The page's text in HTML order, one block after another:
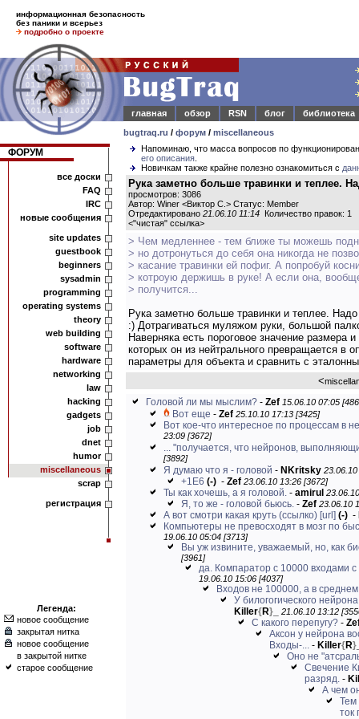
информационная безопасность
без паники и всерьез
подробно о проекте
главная обзор RSN блог
библиотека
bugtraq.ru / форум / miscellaneous
ФОРУМ
все доски
FAQ
IRC
новые сообщения
site updates
guestbook
beginners
sysadmin
programming
operating systems
theory
web building
software
hardware
networking
law
hacking
gadgets
job
dnet
humor
miscellaneous
scrap
регистрация
Легенда:
новое сообщение
закрытая нитка
новое сообщение
в закрытой нитке
старое сообщение
Напоминаю, что масса вопросов по
его описания
Новичкам также крайне полезно ознакомиться с
Рука заметно больше травинки и теплее.
просмотров: 3086
Автор: Winer <Виктор С.> Статус: Member
Отредактировано 21.06.10 11:14 Количество правок: 1
<"чистая" ссылка>
> Чем медленнее - тем ближе ты можешь
> но дотронуться до себя она никогда не
> касание травинки ей пофиг. А попробуй
> котроую держишь в руке! А если она,
> получится...
Рука заметно больше травинки и теплее.
:) Дотрагиваться муляжом руки, большой
Наверняка есть пороговое значение размера
которых он из нейтрального превращается в
параметры для объекта и сравнить с
<
Головой ли мы мыслим? - Zef 15.06.10 07:05
Вот еще - Zef 25.10.10 17:13 [3425]
Вот кое-что интересное по процессам в
23:09 [3672]
... "получается, что нейронов,
[3892]
Я думаю что я - головой - NKritsky
+1Е6 (-) - Zef 23.06.10 13:26 [3672]
Ты как хочешь, а я головой. - amirul
Я, то же - головой бьюсь. - Zef 23.06.10
А вот смотри какая круть (ссылко) [url] (-) -
Компьютеры не превосходят в мозг по
19.06.10 05:04 [3713]
Вы уж извините, уважаемый, но, как
[3961]
да. Компаратор с 10000 входами
19.06.10 15:06 [4037]
Входов не 100000, а в
У билогогического
Killer{R} 21.06.10 13:12
С какого перепугу? -
Аксон у нейрона
Входы-... - Killer{R}
Оно не
Свечение
разряд. -
А чем
Тем
ток